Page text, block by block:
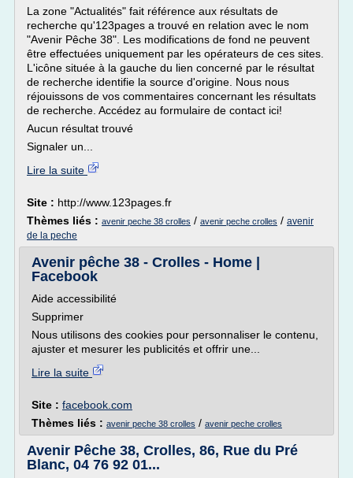
La zone "Actualités" fait référence aux résultats de
recherche qu'123pages a trouvé en relation avec le nom
"Avenir Pêche 38". Les modifications de fond ne peuvent
être effectuées uniquement par les opérateurs de ces sites.
L'icône située à la gauche du lien concerné par le résultat
de recherche identifie la source d'origine. Nous nous
réjouissons de vos commentaires concernant les résultats
de recherche. Accédez au formulaire de contact ici!
Aucun résultat trouvé
Signaler un...
Lire la suite
Site : http://www.123pages.fr
Thèmes liés : avenir peche 38 crolles / avenir peche crolles / avenir
de la peche
Avenir pêche 38 - Crolles - Home |
Facebook
Aide accessibilité
Supprimer
Nous utilisons des cookies pour personnaliser le contenu,
ajuster et mesurer les publicités et offrir une...
Lire la suite
Site : facebook.com
Thèmes liés : avenir peche 38 crolles / avenir peche crolles
Avenir Pêche 38, Crolles, 86, Rue du Pré
Blanc, 04 76 92 01...